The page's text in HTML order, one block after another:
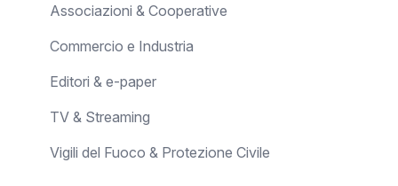
Associazioni & Cooperative
Commercio e Industria
Editori & e-paper
TV & Streaming
Vigili del Fuoco & Protezione Civile